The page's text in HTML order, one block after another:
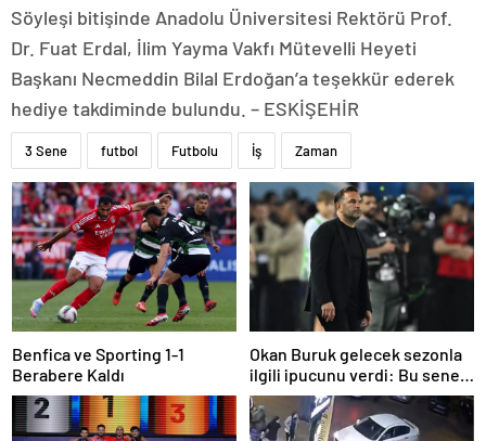
Söyleşi bitişinde Anadolu Üniversitesi Rektörü Prof.
Dr. Fuat Erdal, İlim Yayma Vakfı Mütevelli Heyeti
Başkanı Necmeddin Bilal Erdoğan’a teşekkür ederek
hediye takdiminde bulundu. – ESKİŞEHİR
3 Sene futbol Futbolu İş Zaman
Benfica ve Sporting 1-1
Berabere Kaldı
Okan Buruk gelecek sezonla
ilgili ipucunu verdi: Bu sene
3, seneye de 4